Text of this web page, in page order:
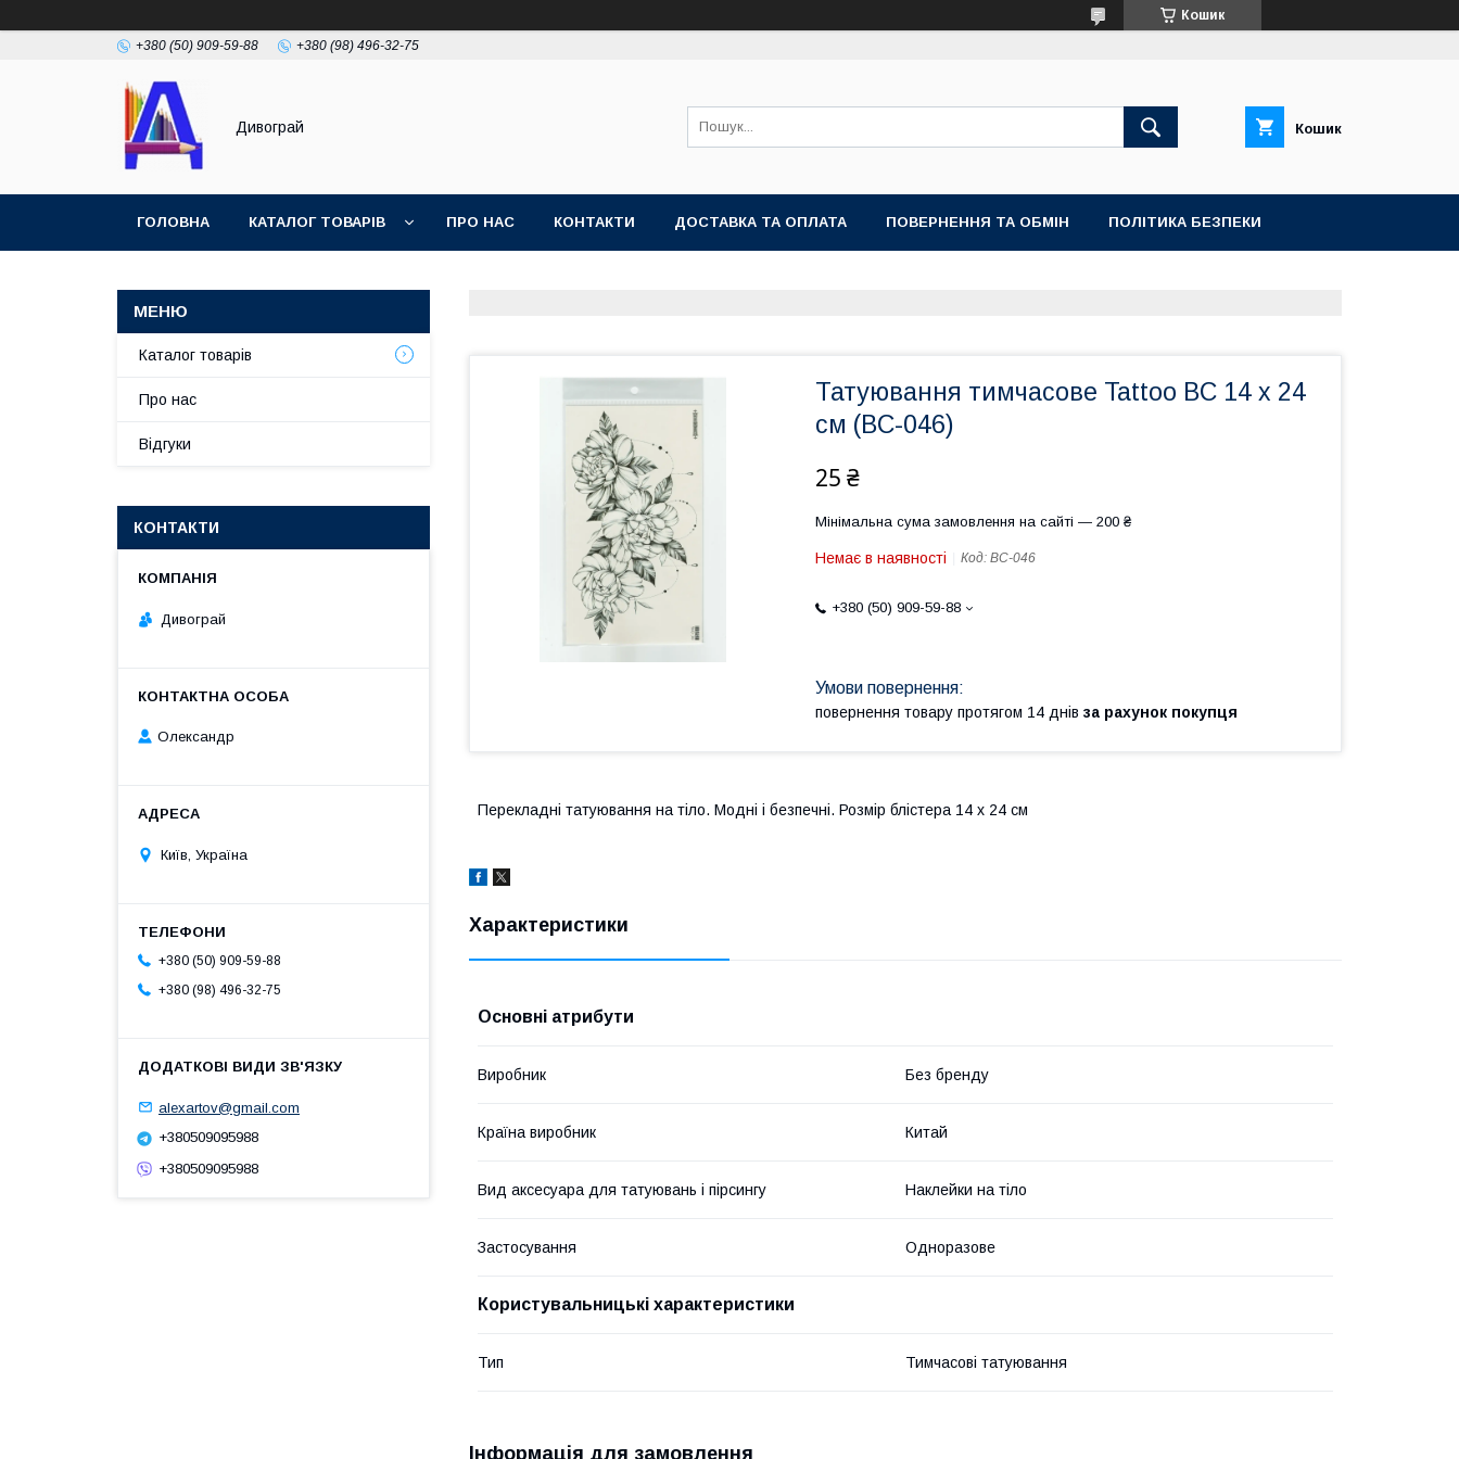
Кошик
+380 (50) 909-59-88 +380 (98) 496-32-75
Дивограй Кошик
ГОЛОВНА КАТАЛОГ ТОВАРІВ ПРО НАС КОНТАКТИ ДОСТАВКА ТА ОПЛАТА ПОВЕРНЕННЯ ТА ОБМІН ПОЛІТИКА БЕЗПЕКИ
Татуювання тимчасове Tattoo BC 14 х 24
см (BC-046)
25 ₴
Мінімальна сума замовлення на сайті — 200 ₴
Немає в наявності Код: BC-046
+380 (50) 909-59-88
повернення товару протягом 14 днів за рахунок покупця
Перекладні татуювання на тіло. Модні і безпечні. Розмір блістера 14 х 24 см
Характеристики
Основні атрибути
Виробник Без бренду
Країна виробник Китай
Вид аксесуара для татуювань і пірсингу Наклейки на тіло
Застосування Одноразове
Користувальницькі характеристики
Тип Тимчасові татуювання
Інформація для замовлення
Каталог товарів
Про нас
Відгуки
КОНТАКТИ
Дивограй
Олександр
Київ, Україна
+380 (50) 909-59-88
+380 (98) 496-32-75
alexartov@gmail.com
+380509095988
+380509095988